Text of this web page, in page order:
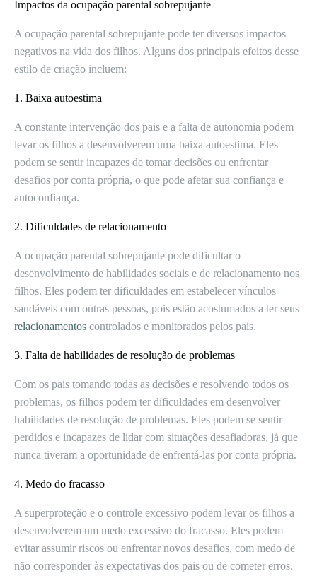
Impactos da ocupação parental sobrepujante
A ocupação parental sobrepujante pode ter diversos impactos
negativos na vida dos filhos. Alguns dos principais efeitos desse
estilo de criação incluem:
1. Baixa autoestima
A constante intervenção dos pais e a falta de autonomia podem
levar os filhos a desenvolverem uma baixa autoestima. Eles
podem se sentir incapazes de tomar decisões ou enfrentar
desafios por conta própria, o que pode afetar sua confiança e
autoconfiança.
2. Dificuldades de relacionamento
A ocupação parental sobrepujante pode dificultar o
desenvolvimento de habilidades sociais e de relacionamento nos
filhos. Eles podem ter dificuldades em estabelecer vínculos
saudáveis com outras pessoas, pois estão acostumados a ter seus
relacionamentos controlados e monitorados pelos pais.
3. Falta de habilidades de resolução de problemas
Com os pais tomando todas as decisões e resolvendo todos os
problemas, os filhos podem ter dificuldades em desenvolver
habilidades de resolução de problemas. Eles podem se sentir
perdidos e incapazes de lidar com situações desafiadoras, já que
nunca tiveram a oportunidade de enfrentá-las por conta própria.
4. Medo do fracasso
A superproteção e o controle excessivo podem levar os filhos a
desenvolverem um medo excessivo do fracasso. Eles podem
evitar assumir riscos ou enfrentar novos desafios, com medo de
não corresponder às expectativas dos pais ou de cometer erros.